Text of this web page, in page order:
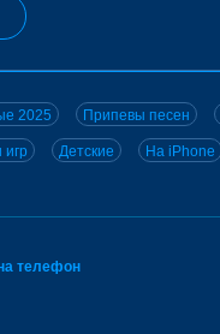
2025 Припевы песен
Детские На iPhone
телефон